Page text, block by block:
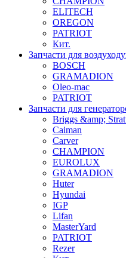
ELITECH
OREGON
PATRIOT
Кит.
Запчасти для
BOSCH
GRAMADION
Oleo-mac
PATRIOT
Запчасти для
Briggs &amp;
Caiman
Carver
CHAMPION
EUROLUX
GRAMADION
Huter
Hyundai
IGP
Lifan
MasterYard
PATRIOT
Rezer